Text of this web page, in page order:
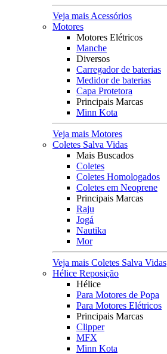
Veja mais Acessórios
Motores
Motores Elétricos
Manche
Diversos
Carregador de baterias
Medidor de baterias
Capa Protetora
Principais Marcas
Minn Kota
Veja mais Motores
Coletes Salva Vidas
Mais Buscados
Coletes
Coletes Homologados
Coletes em Neoprene
Principais Marcas
Raju
Jogá
Nautika
Mor
Veja mais Coletes Salva Vidas
Hélice Reposição
Hélice
Para Motores de Popa
Para Motores Elétricos
Principais Marcas
Clipper
MFX
Minn Kota